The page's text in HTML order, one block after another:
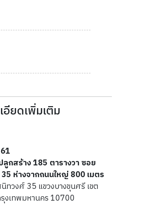
อียดเพิ่มเติม
กสร้าง 185 ตารางวา ซอย
ห่างจากถนนใหญ่ 800 เมตร
ทวงศ์ 35 แขวงบางขุนศรี เขต
งเทพมหานคร 10700